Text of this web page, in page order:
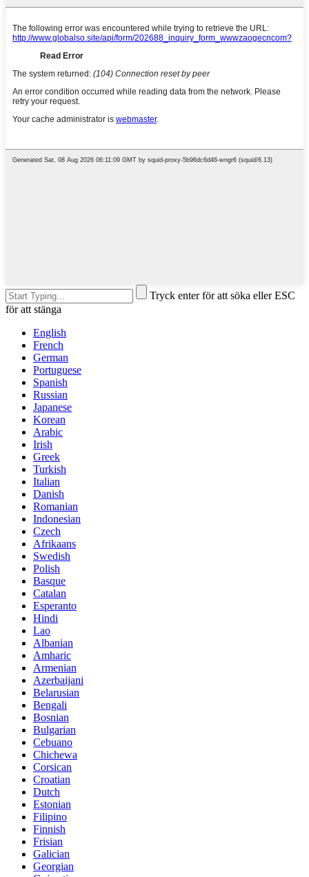
Tryck enter för att söka eller ESC
för att stänga
English
French
German
Portuguese
Spanish
Russian
Japanese
Korean
Arabic
Irish
Greek
Turkish
Italian
Danish
Romanian
Indonesian
Czech
Afrikaans
Swedish
Polish
Basque
Catalan
Esperanto
Hindi
Lao
Albanian
Amharic
Armenian
Azerbaijani
Belarusian
Bengali
Bosnian
Bulgarian
Cebuano
Chichewa
Corsican
Croatian
Dutch
Estonian
Filipino
Finnish
Frisian
Galician
Georgian